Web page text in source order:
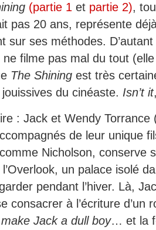
(partie 1 et partie 2),
pas 20 ans, représente
sur ses méthodes.
filme pas mal du tout
The Shining est très
du cinéaste. Isn’t it
: Jack et Wendy Torrance
de leur unique
Nicholson, conserve
un palace isolé
pendant l’hiver. Là,
consacrer à l’écriture d’un
Jack a dull boy… et la